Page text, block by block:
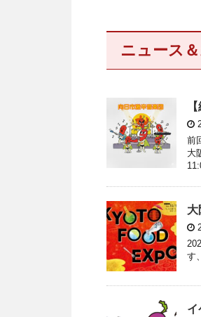
ニュース
前
大
大
す
イ